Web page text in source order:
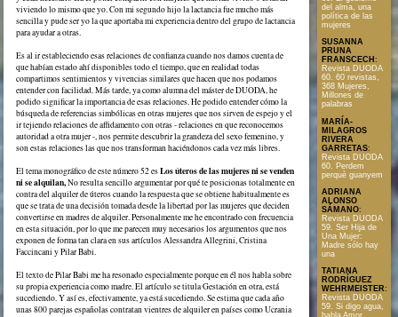
viviendo lo mismo que yo. Con mi segundo hijo la lactancia fue mucho más
sencilla y pude ser yo la que aportaba mi experiencia dentro del grupo de lactancia
para ayudar a otras.
Es al ir estableciendo esas relaciones de confianza cuando nos damos cuenta de
que habían estado ahí disponibles todo el tiempo, que en realidad todas
compartimos sentimientos y vivencias similares que hacen que nos podamos
entender con facilidad. Más tarde, ya como alumna del máster de DUODA, he
podido significar la importancia de esas relaciones. He podido entender cómo la
búsqueda de referencias simbólicas en otras mujeres que nos sirven de espejo y el
ir tejiendo relaciones de affidamento con otras - relaciones en que reconocemos
autoridad a otra mujer -, nos permite descubrir la grandeza del sexo femenino, y
son estas relaciones las que nos transforman haciéndonos cada vez más libres.
El tema monográfico de este número 52 esLos úteros de las mujeres ni se venden
ni se alquilan,No resulta sencillo argumentar por qué te posicionas totalmente en
contra del alquiler de úteros cuando la respuesta que se obtiene habitualmente es
que se trata de una decisión tomada desde la libertad por las mujeres que deciden
convertirse en madres de alquiler. Personalmente me he encontrado con frecuencia
en esta situación, por lo que me parecen muy necesarios los argumentos que nos
exponen de forma tan clara en sus artículos Alessandra Allegrini, Cristina
Faccincani y Pilar Babi.
El texto de Pilar Babi me ha resonado especialmente porque en él nos habla sobre
su propia experiencia como madre. El artículo se titula Gestación en otra, está
sucediendo. Y así es, efectivamente, ya está sucediendo. Se estima que cada año
unas 800 parejas españolas contratan vientres de alquiler en países como Ucrania
del alma, una
política de las
mujeres
SUSANNA
PRUNA
FRANSCECH :
Revista DUODA
60. 60 revistas,
368 Mujeres,
Millones de
palabras
MARÍA-
MILAGROS
RIVERA
GARRETAS:
Revista DUODA
60. Perdem
perquè guanyem
ADRIANA
ALONSO
SÁMANO:
Revista DUODA
59. Ser Hija de
Una Mujer:
Madre sólo hay
una
TATIANA
RODRÍGUEZ
WEHRMEISTER:
Revista DUODA
59. Si digo agua,